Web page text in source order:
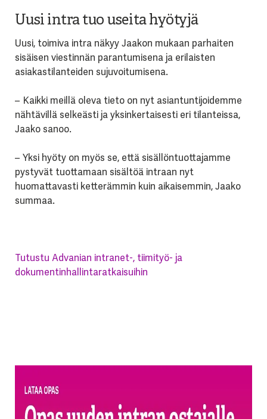
Uusi intra tuo useita hyötyjä
Uusi, toimiva intra näkyy Jaakon mukaan parhaiten
sisäisen viestinnän parantumisena ja erilaisten
asiakastilanteiden sujuvoitumisena.
– Kaikki meillä oleva tieto on nyt asiantuntijoidemme
nähtävillä selkeästi ja yksinkertaisesti eri tilanteissa,
Jaako sanoo.
– Yksi hyöty on myös se, että sisällöntuottajamme
pystyvät tuottamaan sisältöä intraan nyt
huomattavasti ketterämmin kuin aikaisemmin, Jaako
summaa.
Tutustu Advanian intranet-, tiimityö- ja
dokumentinhallintaratkaisuihin